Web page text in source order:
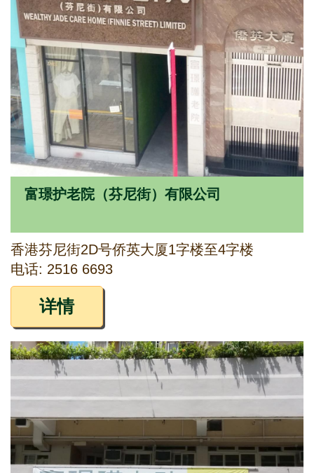
富璟护老院（芬尼街）有限公司
香港芬尼街2D号侨英大厦1字楼至4字楼
电话: 2516 6693
详情